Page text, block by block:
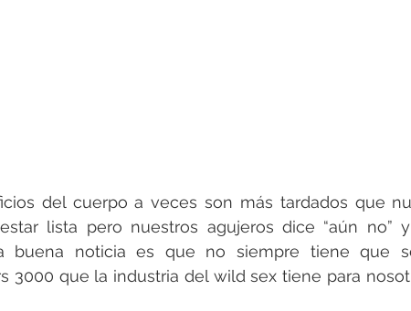
del cuerpo a veces son más tardados que
lista pero nuestros agujeros dice “aún no”
buena noticia es que no siempre tiene que
3000 que la industria del wild sex tiene para